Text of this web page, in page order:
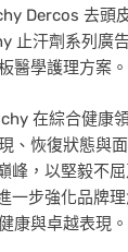
Dercos 去頭
止汗劑系列廣
醫學護理方案。
在綜合健康
、恢復狀態與
峰，以堅毅不屈
一步強化品牌
康與卓越表現。